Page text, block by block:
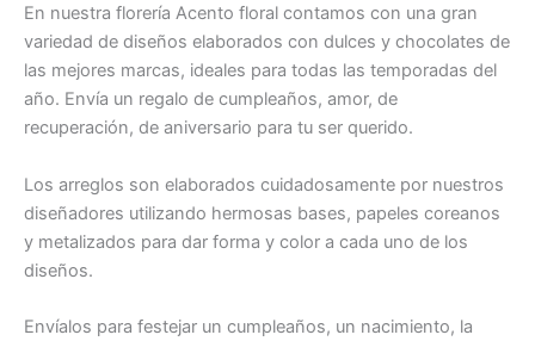
En nuestra florería Acento floral contamos con una gran
variedad de diseños elaborados con dulces y chocolates de
las mejores marcas, ideales para todas las temporadas del
año. Envía un regalo de cumpleaños, amor, de
recuperación, de aniversario para tu ser querido.
Los arreglos son elaborados cuidadosamente por nuestros
diseñadores utilizando hermosas bases, papeles coreanos
y metalizados para dar forma y color a cada uno de los
diseños.
Envíalos para festejar un cumpleaños, un nacimiento, la